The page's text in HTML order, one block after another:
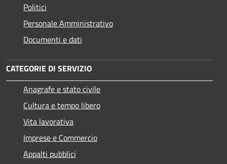
Politici
Personale Amministrativo
Documenti e dati
CATEGORIE DI SERVIZIO
Anagrafe e stato civile
Cultura e tempo libero
Vita lavorativa
Imprese e Commercio
Appalti pubblici